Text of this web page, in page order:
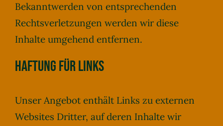
Bekanntwerden von entsprechenden
Rechtsverletzungen werden wir diese
Inhalte umgehend entfernen.
Haftung für Links
Unser Angebot enthält Links zu externen
Websites Dritter, auf deren Inhalte wir